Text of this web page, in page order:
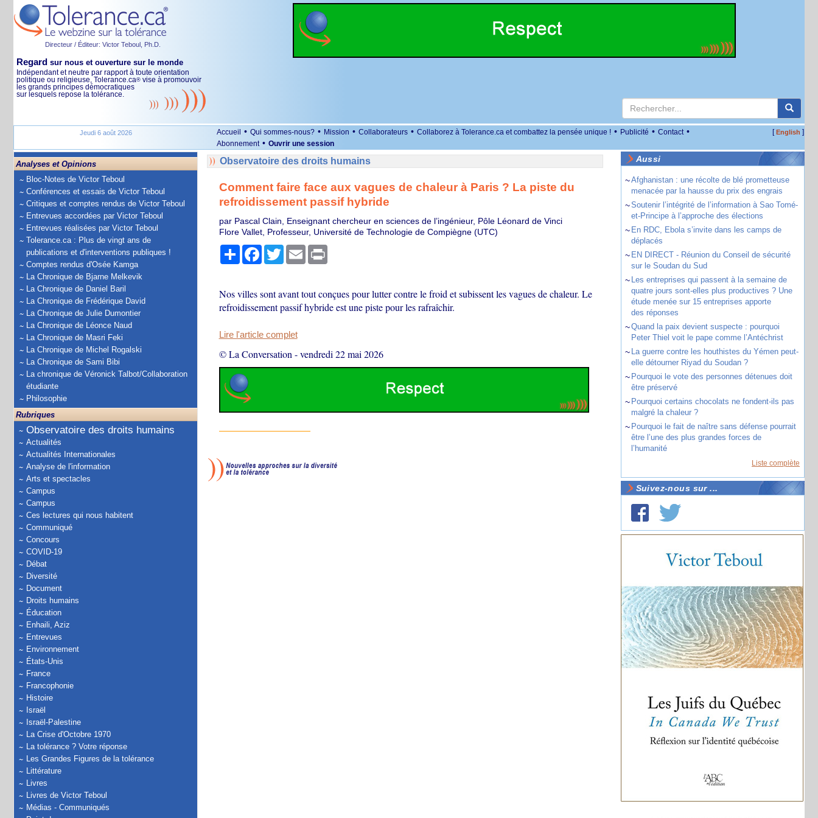
Directeur / Éditeur: Victor Teboul, Ph.D.
Regard sur nous et ouverture sur le monde
Indépendant et neutre par rapport à toute orientation
politique ou religieuse, Tolerance.ca® vise à promouvoir
les grands principes démocratiques
sur lesquels repose la tolérance.
Jeudi 6 août 2026 Accueil • Qui sommes-nous? • Mission • Collaborateurs • Collaborez à Tolerance.ca et combattez la pensée unique ! • Publicité • Contact •
Abonnement • Ouvrir une session
[English ]
Analyses et Opinions
Bloc-Notes de Victor Teboul
Conférences et essais de Victor Teboul
Critiques et comptes rendus de Victor Teboul
Entrevues accordées par Victor Teboul
Entrevues réalisées par Victor Teboul
Tolerance.ca : Plus de vingt ans de
publications et d'interventions publiques !
Comptes rendus d'Osée Kamga
La Chronique de Bjarne Melkevik
La Chronique de Daniel Baril
La Chronique de Frédérique David
La Chronique de Julie Dumontier
La Chronique de Léonce Naud
La Chronique de Masri Feki
La Chronique de Michel Rogalski
La Chronique de Sami Bibi
La chronique de Véronick Talbot/Collaboration
étudiante
Philosophie
Rubriques
Observatoire des droits humains
Actualités
Actualités Internationales
Analyse de l'information
Arts et spectacles
Campus
Campus
Ces lectures qui nous habitent
Communiqué
Concours
COVID-19
Débat
Diversité
Document
Droits humains
Éducation
Enhaili, Aziz
Entrevues
Environnement
États-Unis
France
Francophonie
Histoire
Israël
Israël-Palestine
La Crise d'Octobre 1970
La tolérance ? Votre réponse
Les Grandes Figures de la tolérance
Littérature
Livres
Livres de Victor Teboul
Médias - Communiqués
Observatoire des droits humains
Comment faire face aux vagues de chaleur à Paris ? La piste du
refroidissement passif hybride
par Pascal Clain, Enseignant chercheur en sciences de l’ingénieur, Pôle Léonard de Vinci
Flore Vallet, Professeur, Université de Technologie de Compiègne (UTC)
PartagerFacebook
TwitterEmail Print
Nos villes sont avant tout conçues pour lutter contre le froid et subissent les vagues de chaleur. Le
refroidissement passif hybride est une piste pour les rafraîchir.
Lire l'article complet
© La Conversation -vendredi 22 mai 2026
Aussi
~Afghanistan : une récolte de blé prometteuse
menacée par la hausse du prix des engrais
~Soutenir l’intégrité de l’information à Sao Tomé-
et-Principe à l’approche des élections
~ En RDC, Ebola s’invite dans les camps de
déplacés
~ EN DIRECT - Réunion du Conseil de sécurité
sur le Soudan du Sud
~ Les entreprises qui passent à la semaine de
quatre jours sont-elles plus productives ? Une
étude menée sur 15 entreprises apporte
des réponses
~Quand la paix devient suspecte : pourquoi
Peter Thiel voit le pape comme l’Antéchrist
~ La guerre contre les houthistes du Yémen peut-
elle détourner Riyad du Soudan ?
~ Pourquoi le vote des personnes détenues doit
être préservé
~ Pourquoi certains chocolats ne fondent-ils pas
malgré la chaleur ?
~ Pourquoi le fait de naître sans défense pourrait
être l’une des plus grandes forces de
l’humanité
Liste complète
Suivez-nous sur ...